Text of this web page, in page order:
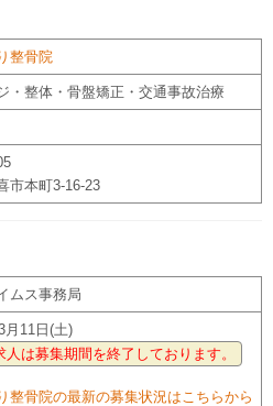
整骨院
・整体・骨盤矯正・交通事故治療
市本町3-16-23
ムス事務局
月11日(土)
は募集期間を終了しております。
整骨院の最新の募集状況はこちらから